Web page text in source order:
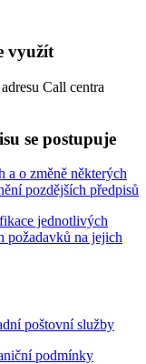
využít
Call centra
se postupuje
a o změně některých
pozdějších předpisů
jednotlivých
požadavků na jejich
poštovní služby
podmínky